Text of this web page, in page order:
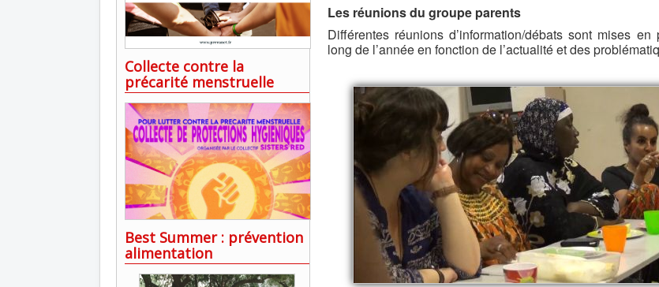
Collecte contre la
précarité menstruelle
Best Summer : prévention
alimentation
Les réunions du groupe parents
Différentes réunions d’information/débats sont mises en
long de l’année en fonction de l’actualité et des